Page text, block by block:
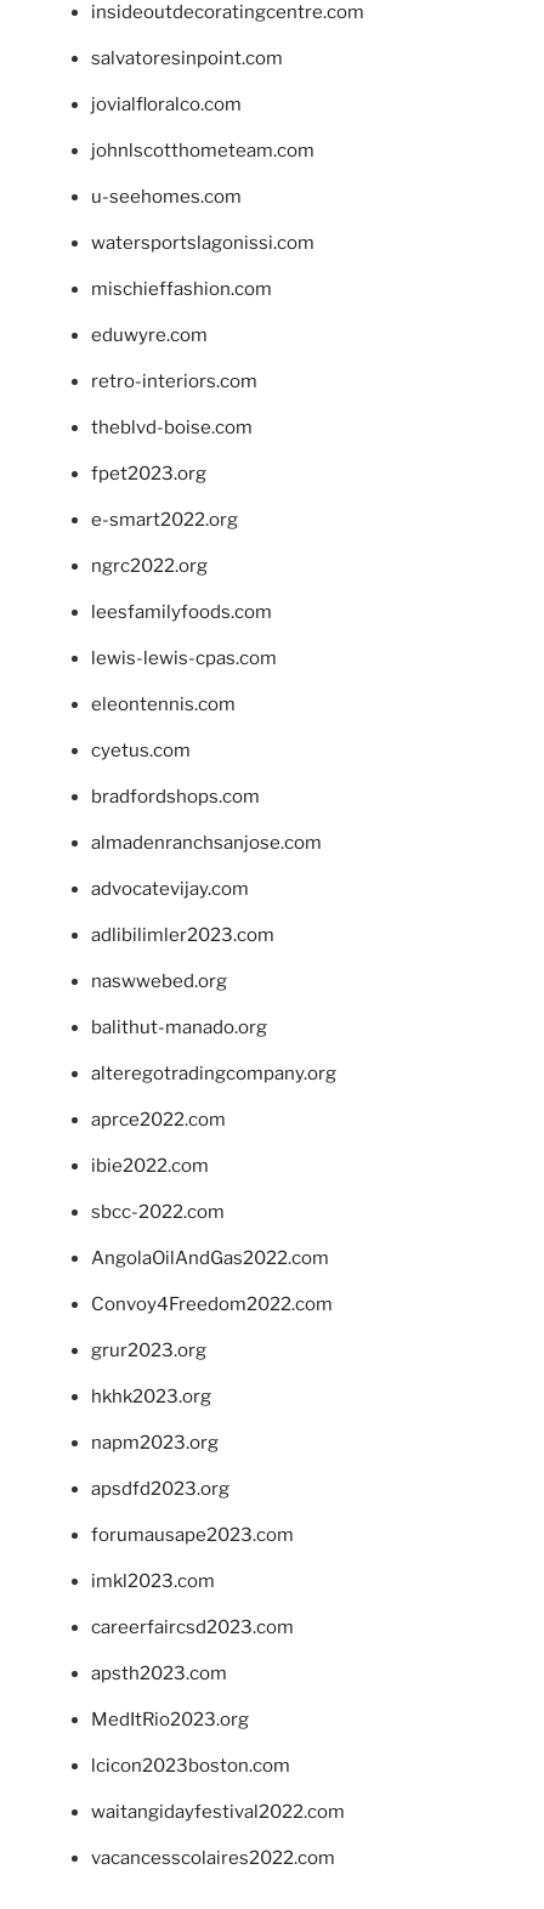
insideoutdecoratingcentre.com
salvatoresinpoint.com
jovialfloralco.com
johnlscotthometeam.com
u-seehomes.com
watersportslagonissi.com
mischieffashion.com
eduwyre.com
retro-interiors.com
theblvd-boise.com
fpet2023.org
e-smart2022.org
ngrc2022.org
leesfamilyfoods.com
lewis-lewis-cpas.com
eleontennis.com
cyetus.com
bradfordshops.com
almadenranchsanjose.com
advocatevijay.com
adlibilimler2023.com
naswwebed.org
balithut-manado.org
alteregotradingcompany.org
aprce2022.com
ibie2022.com
sbcc-2022.com
AngolaOilAndGas2022.com
Convoy4Freedom2022.com
grur2023.org
hkhk2023.org
napm2023.org
apsdfd2023.org
forumausape2023.com
imkl2023.com
careerfaircsd2023.com
apsth2023.com
MedItRio2023.org
lcicon2023boston.com
waitangidayfestival2022.com
vacancesscolaires2022.com